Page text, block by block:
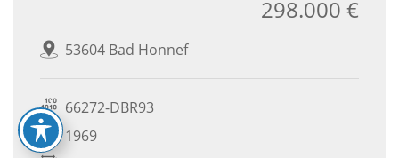
53604 Bad Honnef
298.000 €
66272-DBR93
1969